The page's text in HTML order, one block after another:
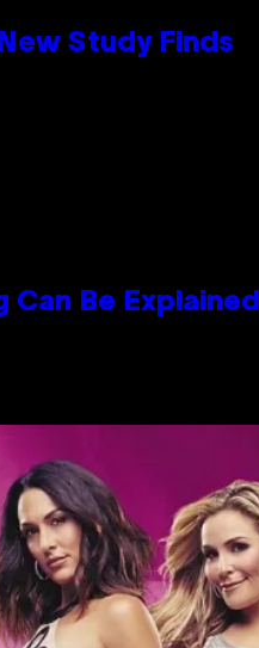
Study Finds
Be